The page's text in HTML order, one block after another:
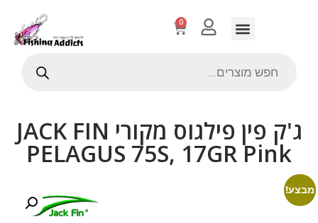
0
ג'ק פין פילגוס מקורי JACK FIN
PELAGUS 75S, 17GR Pink
מבצע!